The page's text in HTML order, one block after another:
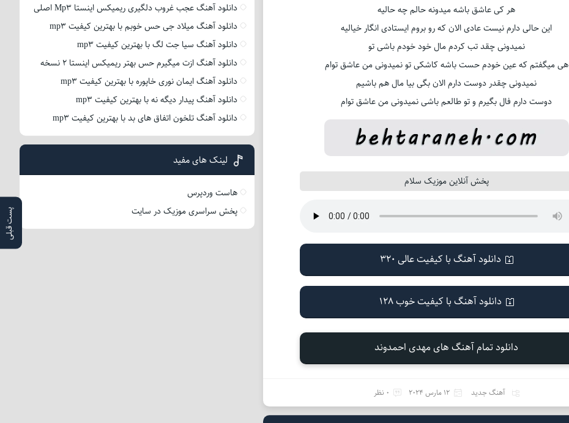
پست قبلی
هر کی عاشق باشه میدونه حالم چه حالیه
این حالی دارم نیست عادی الان که رو بروم ایستادی انگار خیالیه
نمیدونی چقد تب کردم مال خود خودم باشی تو
هی میگفتم که عین خودم حست باشه کاشکی تو نمیدونی من عاشق توام
نمیدونی چقدر دوست دارم الان بگی بیا مال هم باشیم
دوست دارم فال بگیرم و تو طالعم باشی نمیدونی من عاشق توام
پخش آنلاین موزیک سلام
دانلود آهنگ با کیفیت عالی 320
دانلود آهنگ با کیفیت خوب 128
دانلود تمام آهنگ های مهدی احمدوند
آهنگ جدید 12 مارس 2024 0 نظر
دانلود آهنگ عجب غروب دلگیری ریمیکس اینستا Mp3 اصلی
دانلود آهنگ میلاد جی حس خوبم با بهترین کیفیت mp3
دانلود آهنگ سیا جت لگ با بهترین کیفیت mp3
دانلود آهنگ ازت میگیرم حس بهتر ریمیکس اینستا 2 نسخه
دانلود آهنگ ایمان نوری خاپوره با بهترین کیفیت mp3
دانلود آهنگ پیدار دیگه نه با بهترین کیفیت mp3
دانلود آهنگ تلخون اتفاق های بد با بهترین کیفیت mp3
لینک های مفید
هاست وردپرس
پخش سراسری موزیک در سایت